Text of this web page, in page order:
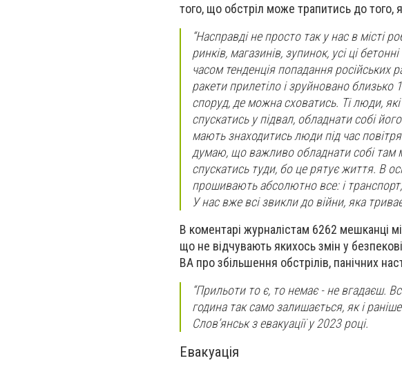
того, що обстріл може трапитись до того,
“Насправді не просто так у нас в місті
ринків, магазинів, зупинок, усі ці
часом тенденція попадання російських
ракети прилетіло і зруйновано близько
споруд, де можна сховатись. Ті люди,
спускатись у підвал, обладнати собі
мають знаходитись люди під час
думаю, що важливо обладнати собі там
спускатись туди, бо це рятує життя. В
прошивають абсолютно все: і
У нас вже всі звикли до війни, яка
В коментарі журналістам 6262 мешканці
що не відчувають якихось змін у
ВА про збільшення обстрілів, панічних
“Прильоти то є, то немає - не вгадаєш.
година так само залишається, як і
Слов’янськ з евакуації у 2023 році.
Евакуація